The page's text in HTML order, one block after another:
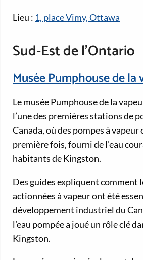
Lieu : 1, place Vimy, Ottawa
Sud-Est de l’Ontario
Musée Pumphouse de la
Le musée Pumphouse de la
l’une des premières stations de
Canada, où des pompes à vapeur
première fois, fourni de l’eau
habitants de Kingston.
Des guides expliquent comment
actionnées à vapeur ont été
développement industriel du
l’eau pompée a joué un rôle clé
Kingston.